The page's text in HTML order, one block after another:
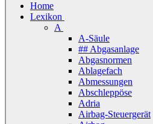
Home
Lexikon
A
A-Säule
## Abgasanlage
Abgasnormen
Ablagefach
Abmessungen
Abschleppöse
Adria
Airbag-Steuergerät